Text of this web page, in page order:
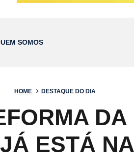
SOMOS
HOME DESTAQUE DO DIA
ESTÁ